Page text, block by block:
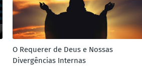
O Requerer de Deus e Nossas
Divergências Internas